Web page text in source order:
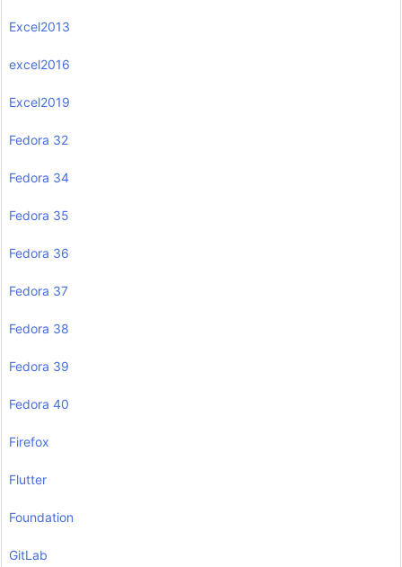
Excel2013
excel2016
Excel2019
Fedora 32
Fedora 34
Fedora 35
Fedora 36
Fedora 37
Fedora 38
Fedora 39
Fedora 40
Firefox
Flutter
Foundation
GitLab